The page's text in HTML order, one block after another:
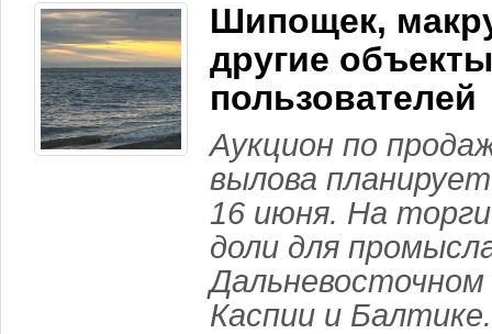
Шипощек,
другие
пользователей
Аукцион по
вылова
16 июня. На
доли для
Дальневосточном
Каспии и Балтике.